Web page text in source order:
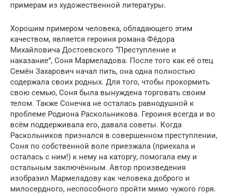
примерам из художественной литературы.
Хорошим примером человека, обладающего этим
качеством, является героиня романа Фёдора
Михайловича Достоевского “Преступление и
наказание”, Соня Мармеладова. После того как её отец
Семён Захарович начал пить, она одна полностью
содержала своих родных. Для того, чтобы прокормить
свою семью, Соня была вынуждена торговать своим
телом. Также Сонечка не осталась равнодушной к
проблеме Родиона Раскольникова. Героиня всегда и во
всём поддерживала его, давала советы. Когда
Раскольников признался в совершенном преступлении,
Соня по собственной воле приезжала (приехала и
осталась с ним!) к нему на каторгу, помогала ему и
остальным заключённым. Автор произведения
изобразил Мармеладову как человека доброго и
милосердного, неспособного пройти мимо чужого горя.